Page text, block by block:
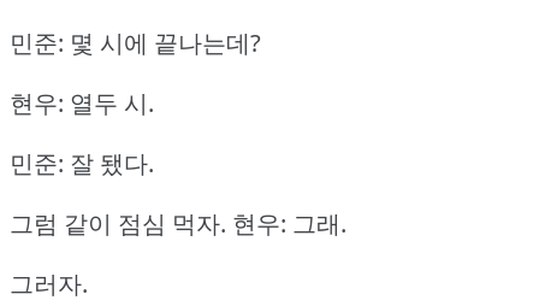
민준: 몇 시에 끝나는데?
현우: 열두 시.
민준: 잘 됐다.
그럼 같이 점심 먹자. 현우: 그래.
그러자.